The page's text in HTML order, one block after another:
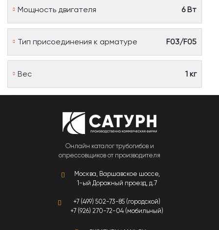
Мощность двигателя 6 Вт
Тип присоединения к арматуре F03/F05
Вес 1 кг
Онлайн каталог трубогибов и
опрессовщиков от производителя
Москва, Варшавское шоссе,
1-ый Дорожный проезд, д.7
+7 (499) 502-73-85 (городской)
+7 (926) 270-72-04 (мобильный)